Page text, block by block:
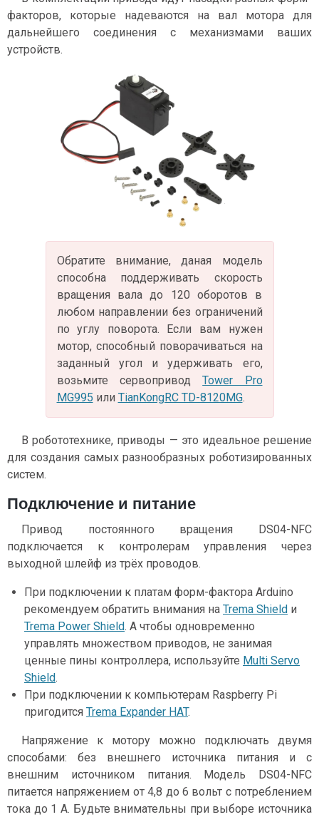
факторов, которые надеваются на вал мотора для
дальнейшего соединения с механизмами ваших
устройств.
Обратите внимание, даная модель
способна поддерживать скорость
вращения вала до 120 оборотов в
любом направлении без ограничений
по углу поворота. Если вам нужен
мотор, способный поворачиваться на
заданный угол и удерживать его,
возьмите сервоприводTower Pro
MG995 или TianKongRC TD-8120MG.
В робототехнике, приводы — это идеальное решение
для создания самых разнообразных роботизированных
систем.
Подключение и питание
Привод постоянного вращения DS04-NFC
подключается к контролерам управления через
выходной шлейф из трёх проводов.
При подключении к платам форм-фактора Arduino
рекомендуем обратить внимания на Trema Shield и
Trema Power Shield. А чтобы одновременно
управлять множеством приводов, не занимая
ценные пины контроллера, используйте Multi Servo
Shield.
При подключении к компьютерам Raspberry Pi
пригодится Trema Expander HAT.
Напряжение к мотору можно подключать двумя
способами: без внешнего источника питания и с
внешним источником питания. Модель DS04-NFC
питается напряжением от 4,8 до 6 вольт с потреблением
тока до 1 А. Будьте внимательны при выборе источника